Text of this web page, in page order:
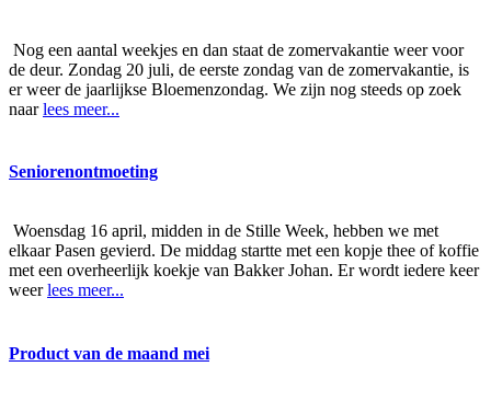
Nog een aantal weekjes en dan staat de zomervakantie weer voor
de deur. Zondag 20 juli, de eerste zondag van de zomervakantie, is
er weer de jaarlijkse Bloemenzondag. We zijn nog steeds op zoek
naarlees meer...
Seniorenontmoeting
Woensdag 16 april, midden in de Stille Week, hebben we met
elkaar Pasen gevierd. De middag startte met een kopje thee of koffie
met een overheerlijk koekje van Bakker Johan. Er wordt iedere keer
weerlees meer...
Product van de maand mei